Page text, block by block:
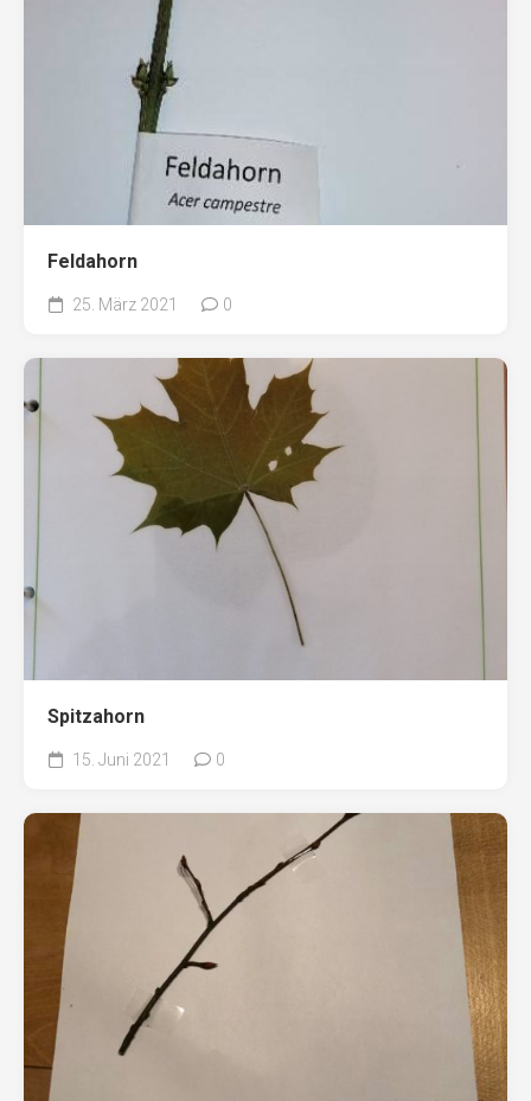
Feldahorn
25. März 2021 0
Spitzahorn
15. Juni 2021 0